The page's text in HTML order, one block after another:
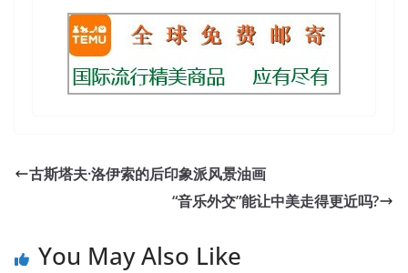
古斯塔夫·洛伊索的后印象派风景油画
“音乐外交”能让中美走得更近吗?
You May Also Like